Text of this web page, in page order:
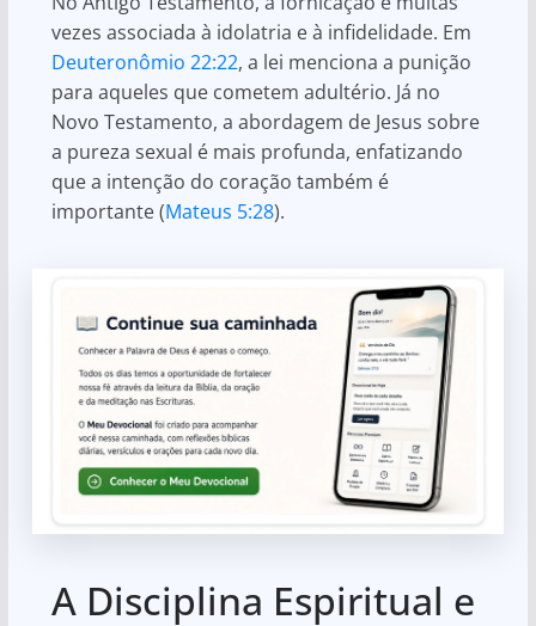
vezes associada à idolatria e à infidelidade. Em
Deuteronômio 22:22, a lei menciona a punição
para aqueles que cometem adultério. Já no
Novo Testamento, a abordagem de Jesus sobre
a pureza sexual é mais profunda, enfatizando
que a intenção do coração também é
importante (Mateus 5:28).
A Disciplina Espiritual e